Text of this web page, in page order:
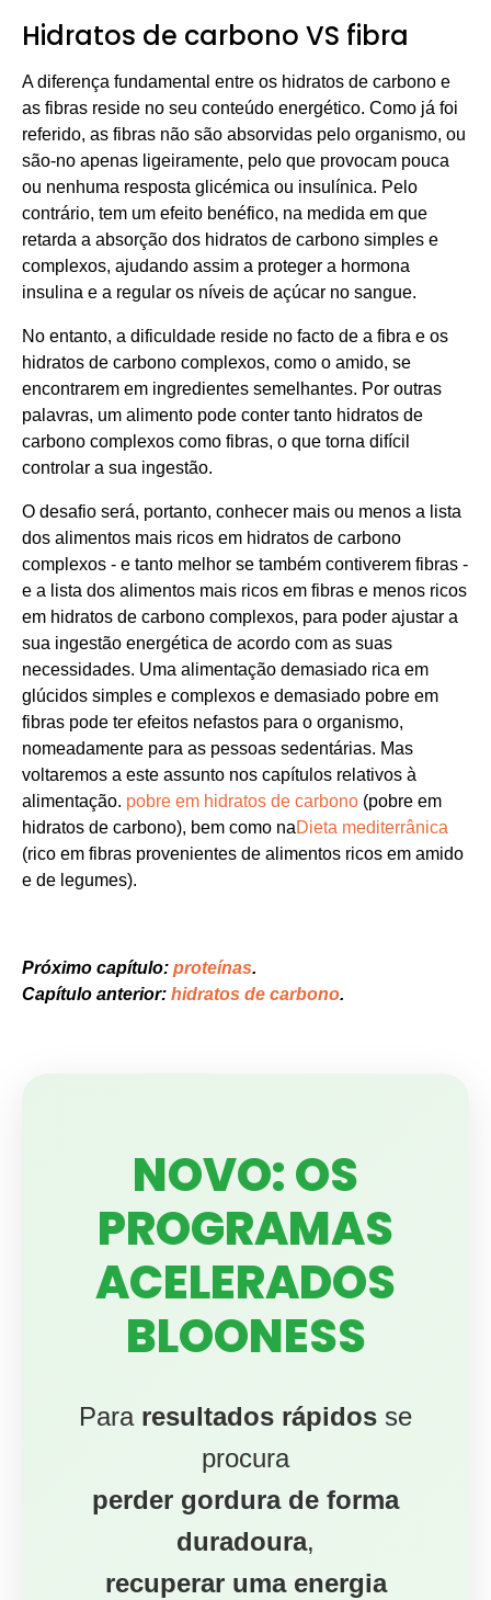
Hidratos de carbono VS fibra
A diferença fundamental entre os hidratos de carbono e
as fibras reside no seu conteúdo energético. Como já foi
referido, as fibras não são absorvidas pelo organismo, ou
são-no apenas ligeiramente, pelo que provocam pouca
ou nenhuma resposta glicémica ou insulínica. Pelo
contrário, tem um efeito benéfico, na medida em que
retarda a absorção dos hidratos de carbono simples e
complexos, ajudando assim a proteger a hormona
insulina e a regular os níveis de açúcar no sangue.
No entanto, a dificuldade reside no facto de a fibra e os
hidratos de carbono complexos, como o amido, se
encontrarem em ingredientes semelhantes. Por outras
palavras, um alimento pode conter tanto hidratos de
carbono complexos como fibras, o que torna difícil
controlar a sua ingestão.
O desafio será, portanto, conhecer mais ou menos a lista
dos alimentos mais ricos em hidratos de carbono
complexos - e tanto melhor se também contiverem fibras -
e a lista dos alimentos mais ricos em fibras e menos ricos
em hidratos de carbono complexos, para poder ajustar a
sua ingestão energética de acordo com as suas
necessidades. Uma alimentação demasiado rica em
glúcidos simples e complexos e demasiado pobre em
fibras pode ter efeitos nefastos para o organismo,
nomeadamente para as pessoas sedentárias. Mas
voltaremos a este assunto nos capítulos relativos à
alimentação. pobre em hidratos de carbono (pobre em
hidratos de carbono), bem como naDieta mediterrânica
(rico em fibras provenientes de alimentos ricos em amido
e de legumes).
Próximo capítulo: proteínas.
Capítulo anterior: hidratos de carbono.
NOVO: OS
PROGRAMAS
ACELERADOS
BLOONESS
Para resultados rápidos se
procura
perder gordura de forma
duradoura,
recuperar uma energia